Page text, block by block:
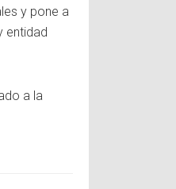
y pone a
entidad
a la